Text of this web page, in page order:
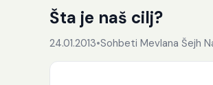
Šta je naš cilj?
24.01.2013•Sohbeti Mevlana Šejh